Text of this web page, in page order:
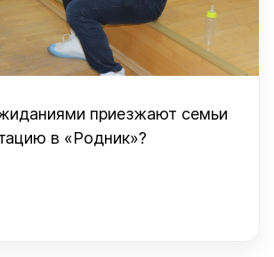
приезжают семьи
в «Родник»?